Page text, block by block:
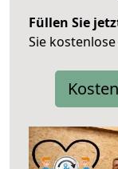
Füllen Sie
Sie